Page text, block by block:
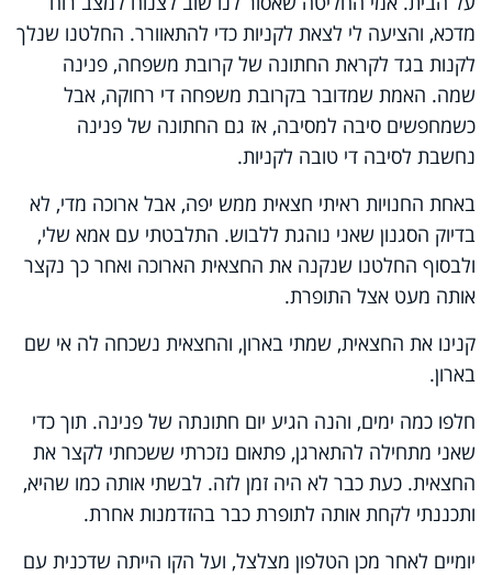
מדכא, והציעה לי לצאת לקניות כדי להתאוורר. החלטנו שנלך
לקנות בגד לקראת החתונה של קרובת משפחה, פנינה
שמה. האמת שמדובר בקרובת משפחה די רחוקה, אבל
כשמחפשים סיבה למסיבה, אז גם החתונה של פנינה
נחשבת לסיבה די טובה לקניות.
באחת החנויות ראיתי חצאית ממש יפה, אבל ארוכה מדי, לא
בדיוק הסגנון שאני נוהגת ללבוש. התלבטתי עם אמא שלי,
ולבסוף החלטנו שנקנה את החצאית הארוכה ואחר כך נקצר
אותה מעט אצל התופרת.
קנינו את החצאית, שמתי בארון, והחצאית נשכחה לה אי שם
בארון.
חלפו כמה ימים, והנה הגיע יום חתונתה של פנינה. תוך כדי
שאני מתחילה להתארגן, פתאום נזכרתי ששכחתי לקצר את
החצאית. כעת כבר לא היה זמן לזה. לבשתי אותה כמו שהיא,
ותכננתי לקחת אותה לתופרת כבר בהזדמנות אחרת.
יומיים לאחר מכן הטלפון מצלצל, ועל הקו הייתה שדכנית עם